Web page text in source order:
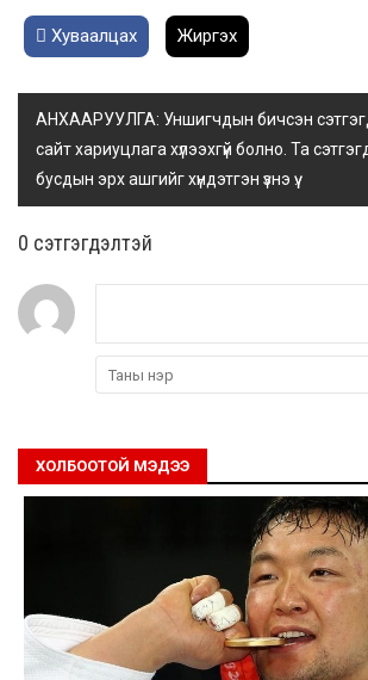
Хуваалцах Жиргэх
АНХААРУУЛГА: Уншигчдын бичсэн
сайт хариуцлага хүлээхгүй болно. Та
бусдын эрх ашгийг хүндэтгэн үзнэ үү.
0 cэтгэгдэлтэй
ХОЛБООТОЙ МЭДЭЭ